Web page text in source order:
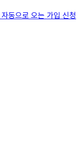
동으로 오는 가입 신청